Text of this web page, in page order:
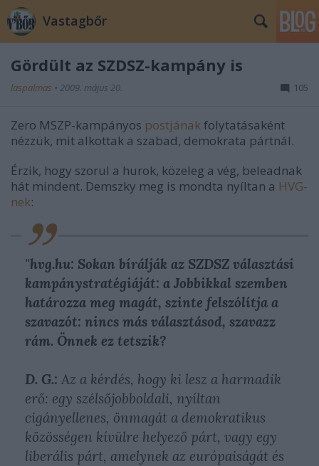
Vastagbőr
Gördült az SZDSZ-kampány is
laspalmas • 2009. május 20. 105
Zero MSZP-kampányos postjánakfolytatásaként
nézzük, mit alkottak a szabad, demokrata pártnál.
Érzik, hogy szorul a hurok, közeleg a vég, beleadnak
hát mindent. Demszky meg is mondta nyíltan a HVG-
nek:
"hvg.hu: Sokan bírálják az SZDSZ választási
kampánystratégiáját: a Jobbikkal szemben
határozza meg magát, szinte felszólítja a
szavazót: nincs más választásod, szavazz
rám. Önnek ez tetszik?
D. G.: Az a kérdés, hogy ki lesz a harmadik
erő: egy szélsőjobboldali, nyíltan
cigányellenes, önmagát a demokratikus
közösségen kívülre helyező párt, vagy egy
liberális párt, amelynek az európaiságát és